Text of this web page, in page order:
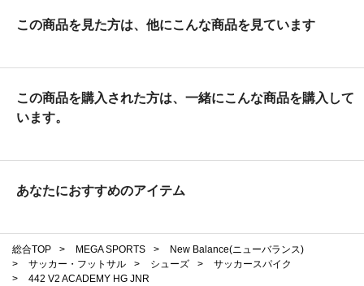
この商品を見た方は、他にこんな商品を見ています
この商品を購入された方は、一緒にこんな商品を購入して
います。
あなたにおすすめのアイテム
総合TOP > MEGA SPORTS >
New Balance(ニューバランス)
>
サッカー・フットサル > シューズ >
サッカースパイク
>
442 V2 ACADEMY HG JNR